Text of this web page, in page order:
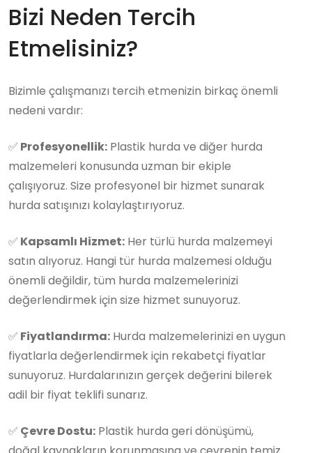
Bizi Neden Tercih
Etmelisiniz?
Bizimle çalışmanızı tercih etmenizin birkaç önemli
nedeni vardır:
✅ Profesyonellik: Plastik hurda ve diğer hurda
malzemeleri konusunda uzman bir ekiple
çalışıyoruz. Size profesyonel bir hizmet sunarak
hurda satışınızı kolaylaştırıyoruz.
✅ Kapsamlı Hizmet: Her türlü hurda malzemeyi
satın alıyoruz. Hangi tür hurda malzemesi olduğu
önemli değildir, tüm hurda malzemelerinizi
değerlendirmek için size hizmet sunuyoruz.
✅ Fiyatlandırma: Hurda malzemelerinizi en uygun
fiyatlarla değerlendirmek için rekabetçi fiyatlar
sunuyoruz. Hurdalarınızın gerçek değerini bilerek
adil bir fiyat teklifi sunarız.
✅ Çevre Dostu: Plastik hurda geri dönüşümü,